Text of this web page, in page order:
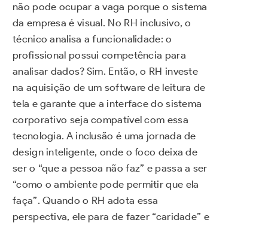
não pode ocupar a vaga porque o sistema
da empresa é visual. No RH inclusivo, o
técnico analisa a funcionalidade: o
profissional possui competência para
analisar dados? Sim. Então, o RH investe
na aquisição de um software de leitura de
tela e garante que a interface do sistema
corporativo seja compatível com essa
tecnologia. A inclusão é uma jornada de
design inteligente, onde o foco deixa de
ser o “que a pessoa não faz” e passa a ser
“como o ambiente pode permitir que ela
faça”. Quando o RH adota essa
perspectiva, ele para de fazer “caridade” e